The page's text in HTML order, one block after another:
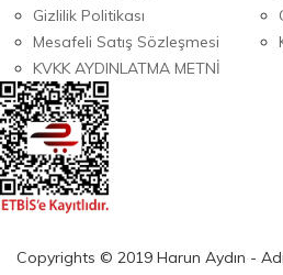
Gizlilik Politikası
Mesafeli Satış Sözleşmesi
KVKK AYDINLATMA METNİ
Copyrights © 2019 Harun Aydın -